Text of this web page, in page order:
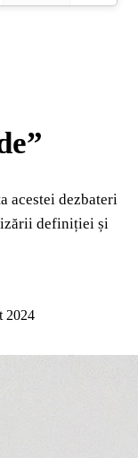
acestei dezbateri
definiției și
2024